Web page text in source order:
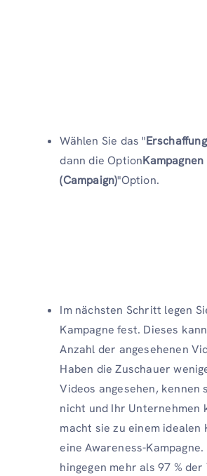
Wählen Sie das "Erschaffung
dann die OptionKampagnen
(Campaign)"Option.
Im nächsten Schritt legen
Kampagne fest. Dieses
Anzahl der angesehenen
Haben die Zuschauer
Videos angesehen, kennen
nicht und Ihr Unternehmen
macht sie zu einem idealen
eine Awareness-Kampagne.
hingegen mehr als 97 % der